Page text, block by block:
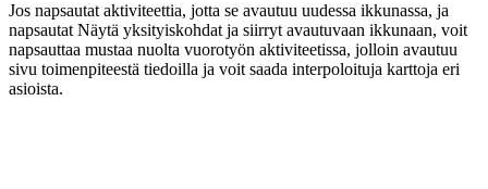
Jos napsautat aktiviteettia, jotta se avautuu uudessa ikkunassa, ja
napsautat Näytä yksityiskohdat ja siirryt avautuvaan ikkunaan, voit
napsauttaa mustaa nuolta vuorotyön aktiviteetissa, jolloin avautuu
sivu toimenpiteestä tiedoilla ja voit saada interpoloituja karttoja eri
asioista.